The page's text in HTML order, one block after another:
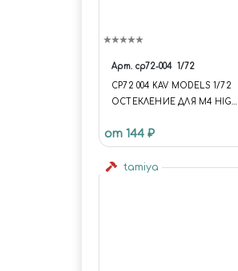
Арт. cp72-004 1/72
CP72 004 KAV MODELS 1/72
ОСТЕКЛЕНИЕ ДЛЯ M4 HIGH
BOSS)
от 144 ₽
tamiya